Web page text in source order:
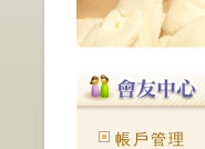
帳戶管理